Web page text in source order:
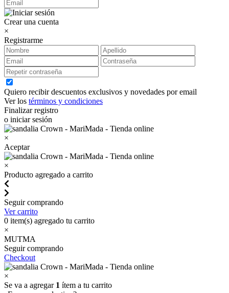
Crear una cuenta
×
Registrarme
Quiero recibir descuentos exclusivos y novedades por email
Ver los términos y condiciones
Finalizar registro
o iniciar sesión
×
Aceptar
×
Producto agregado a carrito
Seguir comprando
Ver carrito
0 item(s) agregado tu carrito
×
MUTMA
Seguir comprando
Checkout
×
Se va a agregar 1 ítem a tu carrito